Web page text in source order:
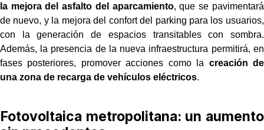
la mejora del asfalto del aparcamiento, que se pavimentará
de nuevo, y la mejora del confort del parking para los usuarios,
con la generación de espacios transitables con sombra.
Además, la presencia de la nueva infraestructura permitirá, en
fases posteriores, promover acciones como la creación de
una zona de recarga de vehículos eléctricos.
Fotovoltaica metropolitana: un aumento